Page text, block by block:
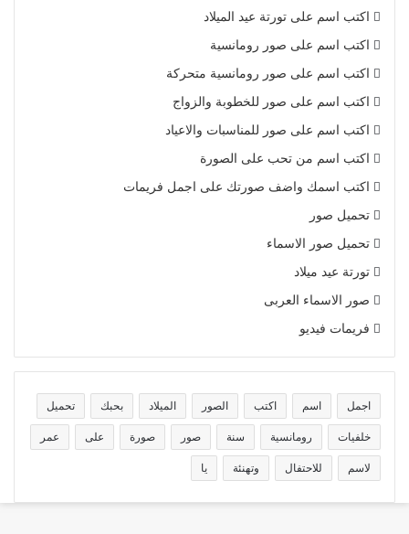
اكتب اسم على تورتة عيد الميلاد
اكتب اسم على صور رومانسية
اكتب اسم على صور رومانسية متحركة
اكتب اسم على صور للخطوبة والزواج
اكتب اسم على صور للمناسبات والاعياد
اكتب اسم من تحب على الصورة
اكتب اسمك واضف صورتك على اجمل فريمات
تحميل صور
تحميل صور الاسماء
تورتة عيد ميلاد
صور الاسماء العربى
فريمات فيديو
اجمل اسم اكتب الصور الميلاد بحبك تحميل
خلفيات رومانسية سنة صور صورة على عمر
لاسم للاحتفال وتهنئة يا